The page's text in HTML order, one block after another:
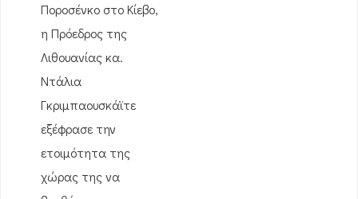
Ποροσένκο στο Κίεβο,
η Πρόεδρος της
Λιθουανίας κα.
Ντάλια
Γκριμπαουσκάϊτε
εξέφρασε την
ετοιμότητα της
χώρας της να